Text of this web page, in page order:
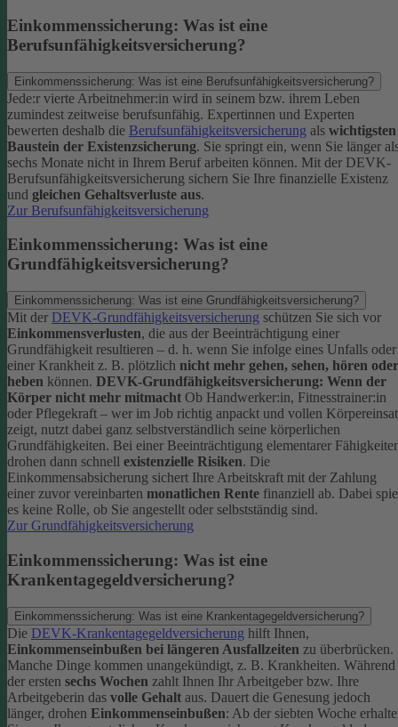
Einkommenssicherung: Was ist eine
Berufsunfähigkeitsversicherung?
Einkommenssicherung: Was ist eine Berufsunfähigkeitsversicherung?
Jede:r vierte Arbeitnehmer:in wird in seinem bzw. ihrem Leben
zumindest zeitweise berufsunfähig. Expertinnen und Experten
bewerten deshalb die Berufsunfähigkeitsversicherung als wichtigsten
Baustein der Existenzsicherung. Sie springt ein, wenn Sie länger
sechs Monate nicht in Ihrem Beruf arbeiten können. Mit der DEVK-
Berufsunfähigkeitsversicherung sichern Sie Ihre finanzielle Existenz
und gleichen Gehaltsverluste aus.
Zur Berufsunfähigkeitsversicherung
Einkommenssicherung: Was ist eine
Grundfähigkeitsversicherung?
Einkommenssicherung: Was ist eine Grundfähigkeitsversicherung?
Mit der DEVK-Grundfähigkeitsversicherung schützen Sie sich vor
Einkommensverlusten, die aus der Beeinträchtigung einer
Grundfähigkeit resultieren – d. h. wenn Sie infolge eines Unfalls oder
einer Krankheit z. B. plötzlich nicht mehr gehen, sehen, hören oder
heben können. DEVK-Grundfähigkeitsversicherung: Wenn der
Körper nicht mehr mitmacht Ob Handwerker:in, Fitnesstrainer:in
oder Pflegekraft – wer im Job richtig anpackt und vollen
zeigt, nutzt dabei ganz selbstverständlich seine körperlichen
Grundfähigkeiten. Bei einer Beeinträchtigung elementarer
drohen dann schnell existenzielle Risiken. Die
Einkommensabsicherung sichert Ihre Arbeitskraft mit der Zahlung
einer zuvor vereinbarten monatlichen Rente finanziell ab. Dabei
es keine Rolle, ob Sie angestellt oder selbstständig sind.
Zur Grundfähigkeitsversicherung
Einkommenssicherung: Was ist eine
Krankentagegeldversicherung?
Einkommenssicherung: Was ist eine Krankentagegeldversicherung?
Die DEVK-Krankentagegeldversicherung hilft Ihnen,
Einkommenseinbußen bei längeren Ausfallzeiten zu überbrücken.
Manche Dinge kommen unangekündigt, z. B. Krankheiten. Während
der ersten sechs Wochen zahlt Ihnen Ihr Arbeitgeber bzw. Ihre
Arbeitgeberin das volle Gehalt aus. Dauert die Genesung jedoch
länger, drohen Einkommenseinbußen: Ab der siebten Woche